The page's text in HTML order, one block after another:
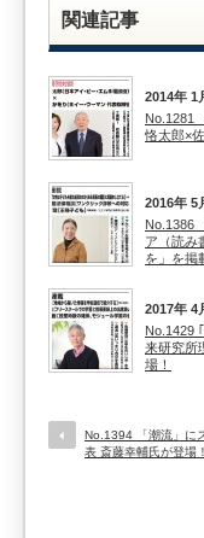
関連記事
2014年 1
No.1281
恪太郎×
2016年 5
No.1386
ア（読み
を」を掲
2017年 4
No.1429
来研究所
場！
No.1394 「潮流」に
表 斎藤幸輔氏が登場！